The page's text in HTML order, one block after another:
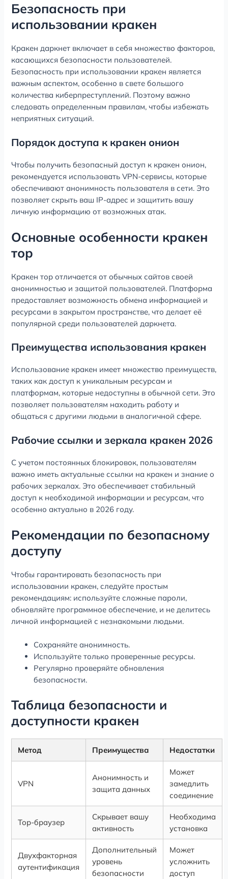
Безопасность при
использовании кракен
Кракен даркнет включает в себя множество факторов,
касающихся безопасности пользователей.
Безопасность при использовании кракен является
важным аспектом, особенно в свете большого
количества киберпреступлений. Поэтому важно
следовать определенным правилам, чтобы избежать
неприятных ситуаций.
Порядок доступа к кракен онион
Чтобы получить безопасный доступ к кракен онион,
рекомендуется использовать VPN-сервисы, которые
обеспечивают анонимность пользователя в сети. Это
позволяет скрыть ваш IP-адрес и защитить вашу
личную информацию от возможных атак.
Основные особенности кракен
тор
Кракен тор отличается от обычных сайтов своей
анонимностью и защитой пользователей. Платформа
предоставляет возможность обмена информацией и
ресурсами в закрытом пространстве, что делает её
популярной среди пользователей даркнета.
Преимущества использования кракен
Использование кракен имеет множество преимуществ,
таких как доступ к уникальным ресурсам и
платформам, которые недоступны в обычной сети. Это
позволяет пользователям находить работу и
общаться с другими людьми в аналогичной сфере.
Рабочие ссылки и зеркала кракен 2026
С учетом постоянных блокировок, пользователям
важно иметь актуальные ссылки на кракен и знание о
рабочих зеркалах. Это обеспечивает стабильный
доступ к необходимой информации и ресурсам, что
особенно актуально в 2026 году.
Рекомендации по безопасному
доступу
Чтобы гарантировать безопасность при
использовании кракен, следуйте простым
рекомендациям: используйте сложные пароли,
обновляйте программное обеспечение, и не делитесь
личной информацией с незнакомыми людьми.
Сохраняйте анонимность.
Используйте только проверенные ресурсы.
Регулярно проверяйте обновления
безопасности.
Таблица безопасности и
доступности кракен
Метод Преимущества Недостатки
VPN
Анонимность и
защита данных
Может
замедлить
соединение
Тор-браузер
Скрывает вашу
активность
Необходима
установка
Двухфакторная
аутентификация
Дополнительный
уровень
безопасности
Может
усложнить
доступ